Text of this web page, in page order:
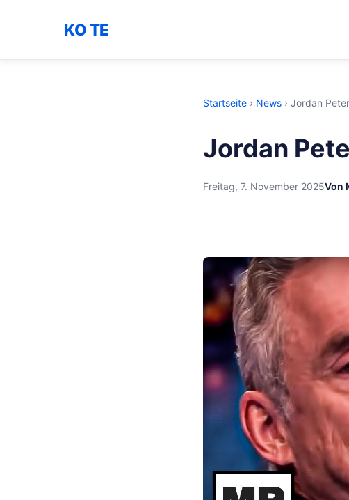
KO TE
Startseite › News › Jordan
Jordan
Freitag, 7. November 2025Von